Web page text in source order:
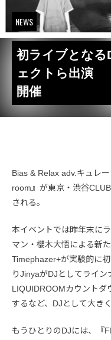
NEWS
初ライブとなる
ェクトら出演
開催
Bias & Relax adv.キュレ
room』が東京・渋谷
される。
本イベントでは昨年末に
マン・櫻木大悟による新
Timephazer+が実験的に
りJinyaがDJとしてライ
LIQUIDROOMカウントダ
するなど、DJとして大き
もうひとりのDJには、『